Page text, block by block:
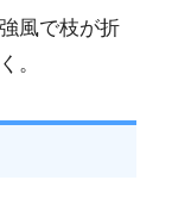
風で枝が折
。